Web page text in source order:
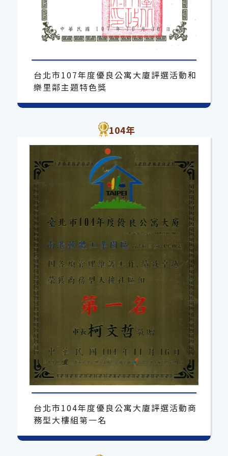
台北市107年度優良公寓大廈評選活動和
樂里鄰主題特色獎
104年
台北市104年度優良公寓大廈評選活動商
務型大樓組第一名